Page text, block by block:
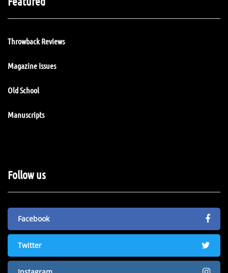
Throwback Reviews
Magazine Issues
Old School
Manuscripts
Follow us
Facebook
Twitter